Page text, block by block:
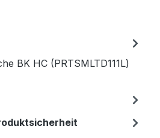
BK HC (PRTSMLTD111L)